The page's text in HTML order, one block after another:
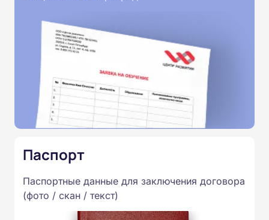
Паспорт
Паспортные данные для заключения договора
(фото / скан / текст)